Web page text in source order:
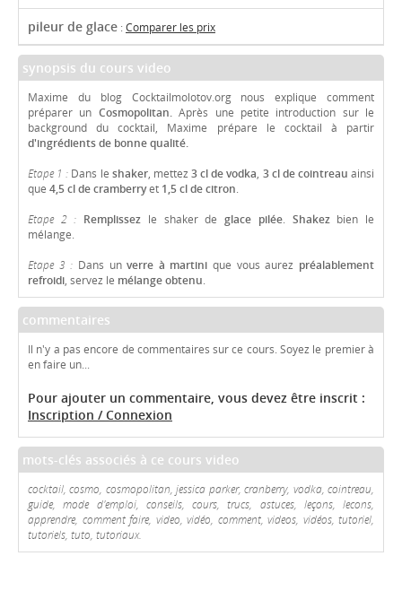
pileur de glace :Comparer les prix
synopsis du cours video
Maxime du blog Cocktailmolotov.org nous explique comment
préparer un Cosmopolitan.Après une petite introduction sur le
background du cocktail, Maxime prépare le cocktail à partir
d'ingrédients de bonne qualité.
Etape 1 : Dans le shaker, mettez 3 cl de vodka, 3 cl de cointreau ainsi
que 4,5 cl de cramberryet 1,5 cl de citron.
Etape 2 : Remplissez le shaker deglace pilée. Shakezbien le
mélange.
Etape 3 : Dans unverre à martini que vous aurez préalablement
refroidi, servez le mélange obtenu.
commentaires
Il n'y a pas encore de commentaires sur ce cours. Soyez le premier à
en faire un...
Pour ajouter un commentaire, vous devez être inscrit :
Inscription / Connexion
mots-clés associés à ce cours video
cocktail, cosmo, cosmopolitan, jessica parker, cranberry, vodka, cointreau,
guide, mode d'emploi, conseils, cours, trucs, astuces, leçons, lecons,
apprendre, comment faire, video, vidéo, comment, videos, vidéos, tutoriel,
tutoriels, tuto, tutoriaux.